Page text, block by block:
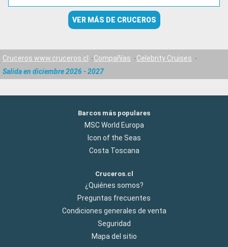
VER MÁS DE CRUCEROS
Cruceros www.cruceros.cl Compañías
Celebrity Cruises
Salida en diciembre 2026 - 2027
Barcos más populares
MSC World Europa
Icon of the Seas
Costa Toscana
Cruceros.cl
¿Quiénes somos?
Preguntas frecuentes
Condiciones generales de venta
Seguridad
Mapa del sitio